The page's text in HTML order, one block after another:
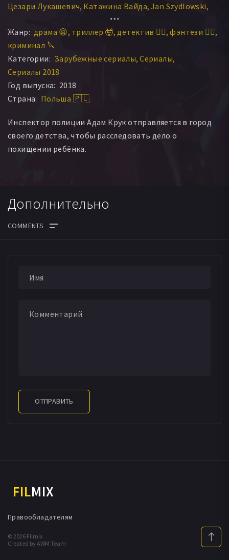
Цезари Лукашевич Катажина Вайда Jan Szydlowski
Kamil Panas
Жанр: драма 😫 триллер 🤯 детектив 🕵️‍♂️ фэнтези 🧝‍♂️
криминал 🔪
Категории: Зарубежные сериалы Сериалы
Сериалы 2018
Год выпуска: 2018
Страна: Польша 🇵🇱
Инспектор полиции Адам Крук отправляется в город
своего детства, чтобы расследовать дело о
похищении ребёнка.
Дополнительно
ОТПРАВИТЬ
FILMIX
© 2026 Filmix
Created by AWM Team
Правообладателям